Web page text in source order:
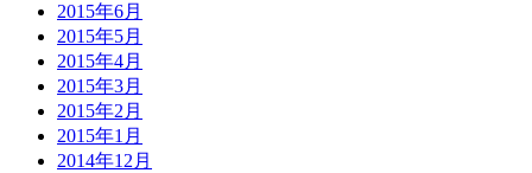
2015年6月
2015年5月
2015年4月
2015年3月
2015年2月
2015年1月
2014年12月